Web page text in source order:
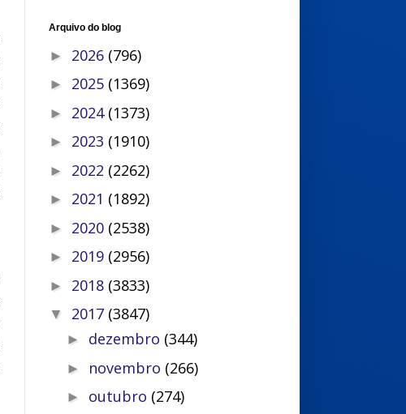
Arquivo do blog
► 2026 (796)
► 2025 (1369)
► 2024 (1373)
► 2023 (1910)
► 2022 (2262)
► 2021 (1892)
► 2020 (2538)
► 2019 (2956)
► 2018 (3833)
▼ 2017 (3847)
► dezembro (344)
► novembro (266)
► outubro (274)